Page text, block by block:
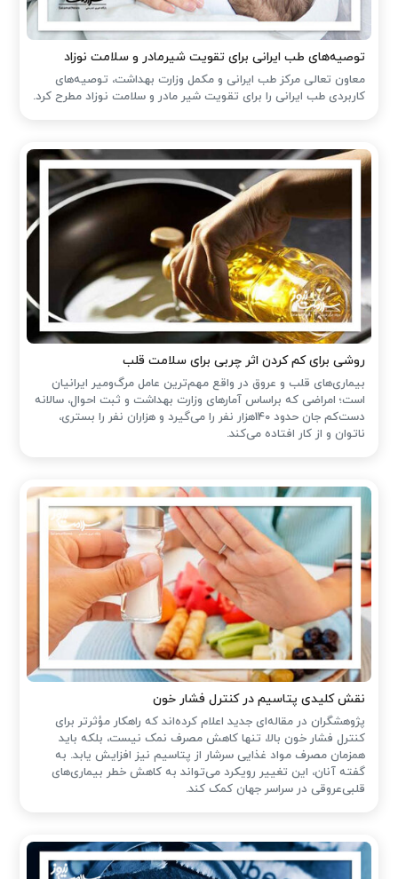
توصیه‌های طب ایرانی برای تقویت شیرمادر و سلامت نوزاد
معاون تعالی مرکز طب ایرانی و مکمل وزارت بهداشت، توصیه‌های
کاربردی طب ایرانی را برای تقویت شیر مادر و سلامت نوزاد مطرح کرد.
روشی برای کم کردن اثر چربی برای سلامت قلب
بیماری‌های قلب و عروق در واقع مهم‌ترین عامل مرگ‌ومیر ایرانیان
است؛ امراضی که براساس آمارهای وزارت بهداشت و ثبت احوال، سالانه
دست‌کم جان حدود 140هزار نفر را می‌گیرد و هزاران نفر را بستری،
ناتوان و از کار افتاده می‌کند.
نقش کلیدی پتاسیم در کنترل فشار خون
پژوهشگران در مقاله‌ای جدید اعلام کرده‌اند که راهکار مؤثرتر برای
کنترل فشار خون بالا، تنها کاهش مصرف نمک نیست، بلکه باید
همزمان مصرف مواد غذایی سرشار از پتاسیم نیز افزایش یابد. به
گفته آنان، این تغییر رویکرد می‌تواند به کاهش خطر بیماری‌های
قلبی‌عروقی در سراسر جهان کمک کند.